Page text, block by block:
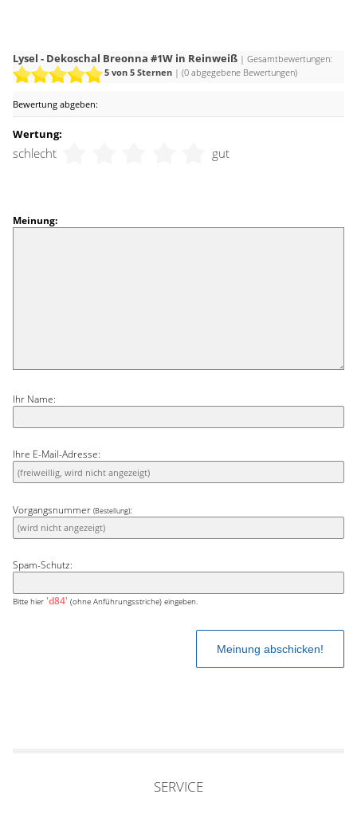
Lysel - Dekoschal Breonna #1W in Reinweiß| Gesamtbewertungen:
5 von 5 Sternen | (0 abgegebene Bewertungen)
Bewertung abgeben:
Wertung:
schlecht gut
Meinung:
Ihr Name:
Ihre E-Mail-Adresse:
Vorgangsnummer (Bestellung):
Spam-Schutz:
Bitte hier 'd84' (ohne Anführungsstriche) eingeben.
SERVICE